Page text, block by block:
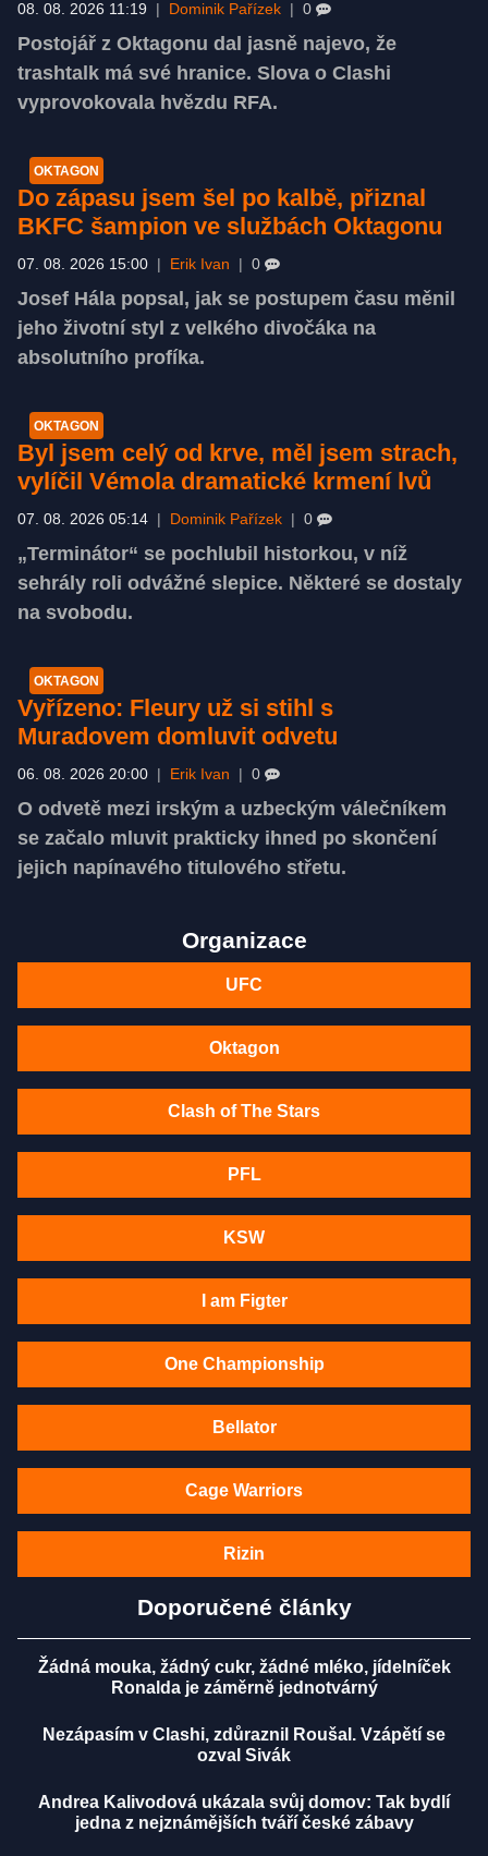
08. 08. 2026 11:19 Dominik Pařízek 0
Postojář z Oktagonu dal jasně najevo, že
trashtalk má své hranice. Slova o Clashi
vyprovokovala hvězdu RFA.
OKTAGON
Do zápasu jsem šel po kalbě, přiznal
BKFC šampion ve službách Oktagonu
07. 08. 2026 15:00 Erik Ivan 0
Josef Hála popsal, jak se postupem času měnil
jeho životní styl z velkého divočáka na
absolutního profíka.
OKTAGON
Byl jsem celý od krve, měl jsem strach,
vylíčil Vémola dramatické krmení lvů
07. 08. 2026 05:14 Dominik Pařízek 0
„Terminátor“ se pochlubil historkou, v níž
sehrály roli odvážné slepice. Některé se dostaly
na svobodu.
OKTAGON
Vyřízeno: Fleury už si stihl s
Muradovem domluvit odvetu
06. 08. 2026 20:00 Erik Ivan 0
O odvetě mezi irským a uzbeckým válečníkem
se začalo mluvit prakticky ihned po skončení
jejich napínavého titulového střetu.
Organizace
UFC
Oktagon
Clash of The Stars
PFL
KSW
I am Figter
One Championship
Bellator
Cage Warriors
Rizin
Doporučené články
Žádná mouka, žádný cukr, žádné mléko, jídelníček
Ronalda je záměrně jednotvárný
Nezápasím v Clashi, zdůraznil Roušal. Vzápětí se
ozval Sivák
Andrea Kalivodová ukázala svůj domov: Tak bydlí
jedna z nejznámějších tváří české zábavy